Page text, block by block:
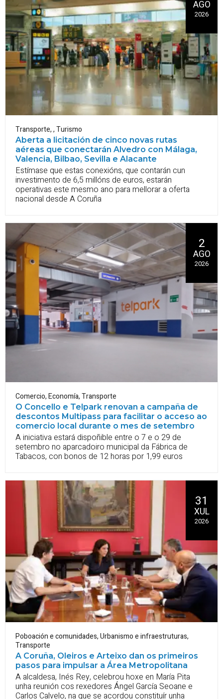
Transporte,,Turismo
Aberta a licitación de cinco novas rutas
aéreas que conectarán Alvedro con Málaga,
Valencia, Bilbao, Sevilla e Alacante
AGO
2026
Estímase que estas conexións, que contarán cun
investimento de 6,5 millóns de euros, estarán
operativas este mesmo ano para mellorar a oferta
nacional desde A Coruña
Comercio,Economía,Transporte
O Concello e Telpark renovan a campaña de
descontos Multipass para facilitar o acceso ao
comercio local durante o mes de setembro
2
AGO
2026
A iniciativa estará dispoñible entre o 7 e o 29 de
setembro no aparcadoiro municipal da Fábrica de
Tabacos, con bonos de 12 horas por 1,99 euros
Poboación e comunidades,Urbanismo e infraestruturas,
Transporte
A Coruña, Oleiros e Arteixo dan os primeiros
pasos para impulsar a Área Metropolitana
31
XUL
2026
A alcaldesa, Inés Rey, celebrou hoxe en María Pita
unha reunión cos rexedores Ángel García Seoane e
Carlos Calvelo, na que se acordou constituír unha